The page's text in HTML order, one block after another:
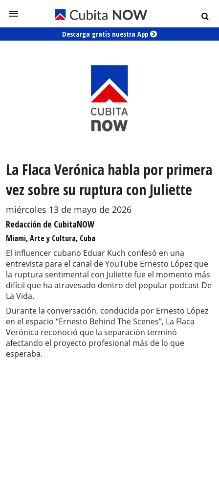
Descarga gratis nuestra App
La Flaca Verónica habla por primera
vez sobre su ruptura con Juliette
miércoles 13 de mayo de 2026
Redacción de CubitaNOW
Miami, Arte y Cultura, Cuba
El influencer cubano Eduar Kuch confesó en una
entrevista para el canal de YouTube Ernesto López que
la ruptura sentimental con Juliette fue el momento más
difícil que ha atravesado dentro del popular podcast De
La Vida.
Durante la conversación, conducida por Ernesto López
en el espacio “Ernesto Behind The Scenes”, La Flaca
Verónica reconoció que la separación terminó
afectando el proyecto profesional más de lo que
esperaba.